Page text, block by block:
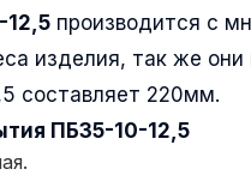
12,5 производится с
изделия, так же
составляет 220мм.
ПБ35-10-12,5